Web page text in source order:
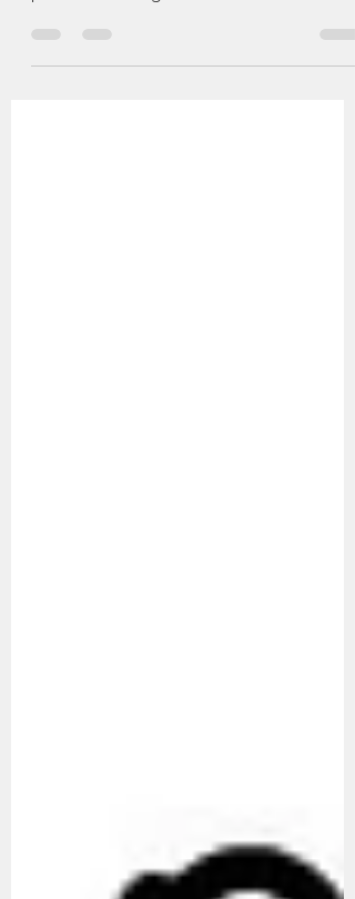
permettre à Hugo de réaliser les
apprentissages attendus à...